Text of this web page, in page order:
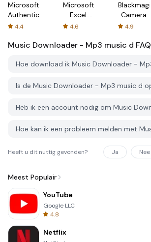
Microsoft
Authenticator
4.4
Microsoft
Excel:
Spreadsheets
4.6
Blackmagic
Camera
4.9
Music Downloader - Mp3 music d FAQ
Heeft u dit nuttig gevonden? Ja Nee
Meest Populair
YouTube
Google LLC
4.8
Netflix